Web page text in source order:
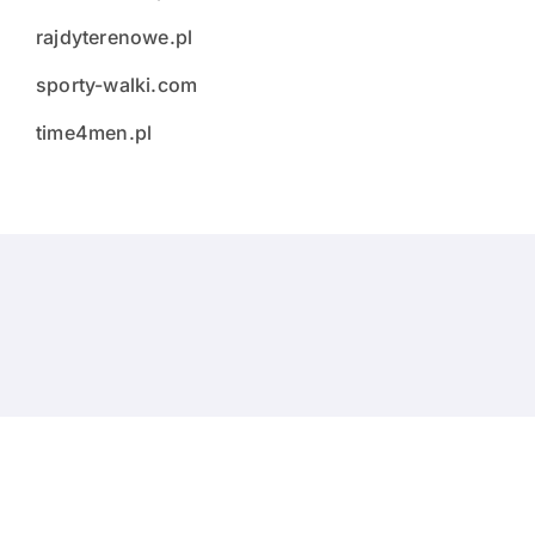
rajdyterenowe.pl
sporty-walki.com
time4men.pl